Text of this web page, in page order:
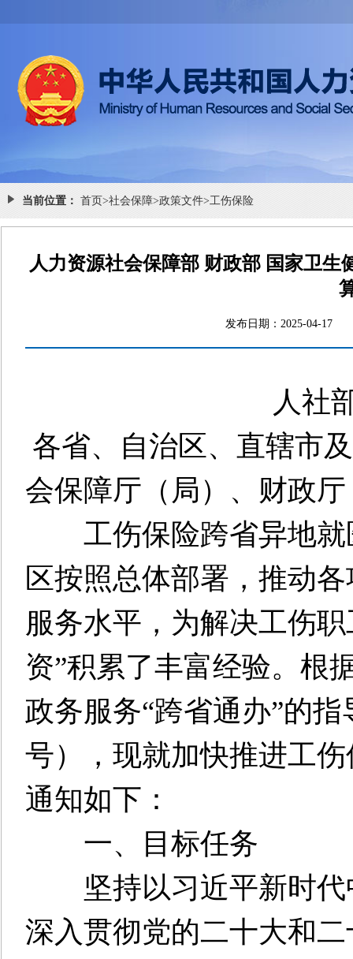
当前位置： 首页>社会保障>政策文件>工伤保险
人力资源社会保障部 财政部 国家卫
发布日期：2025-
人社
各省、自治区、直辖市
会保障厅（局）、财政
工伤保险跨省异地就
区按照总体部署，推动
服务水平，为解决工伤
资”积累了丰富经验。根
政务服务“跨省通办”的
号），现就加快推进工
通知如下：
一、目标任务
坚持以习近平新时代
深入贯彻党的二十大和